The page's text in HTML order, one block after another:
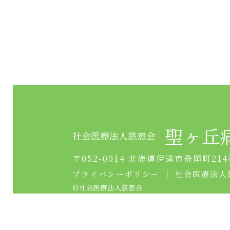
社会医療法人慈恵会 聖ヶ丘
〒052-0014 北海道伊達市舟岡町
プライバシーポリシー 社会医療法人
©︎社会医療法人慈恵会